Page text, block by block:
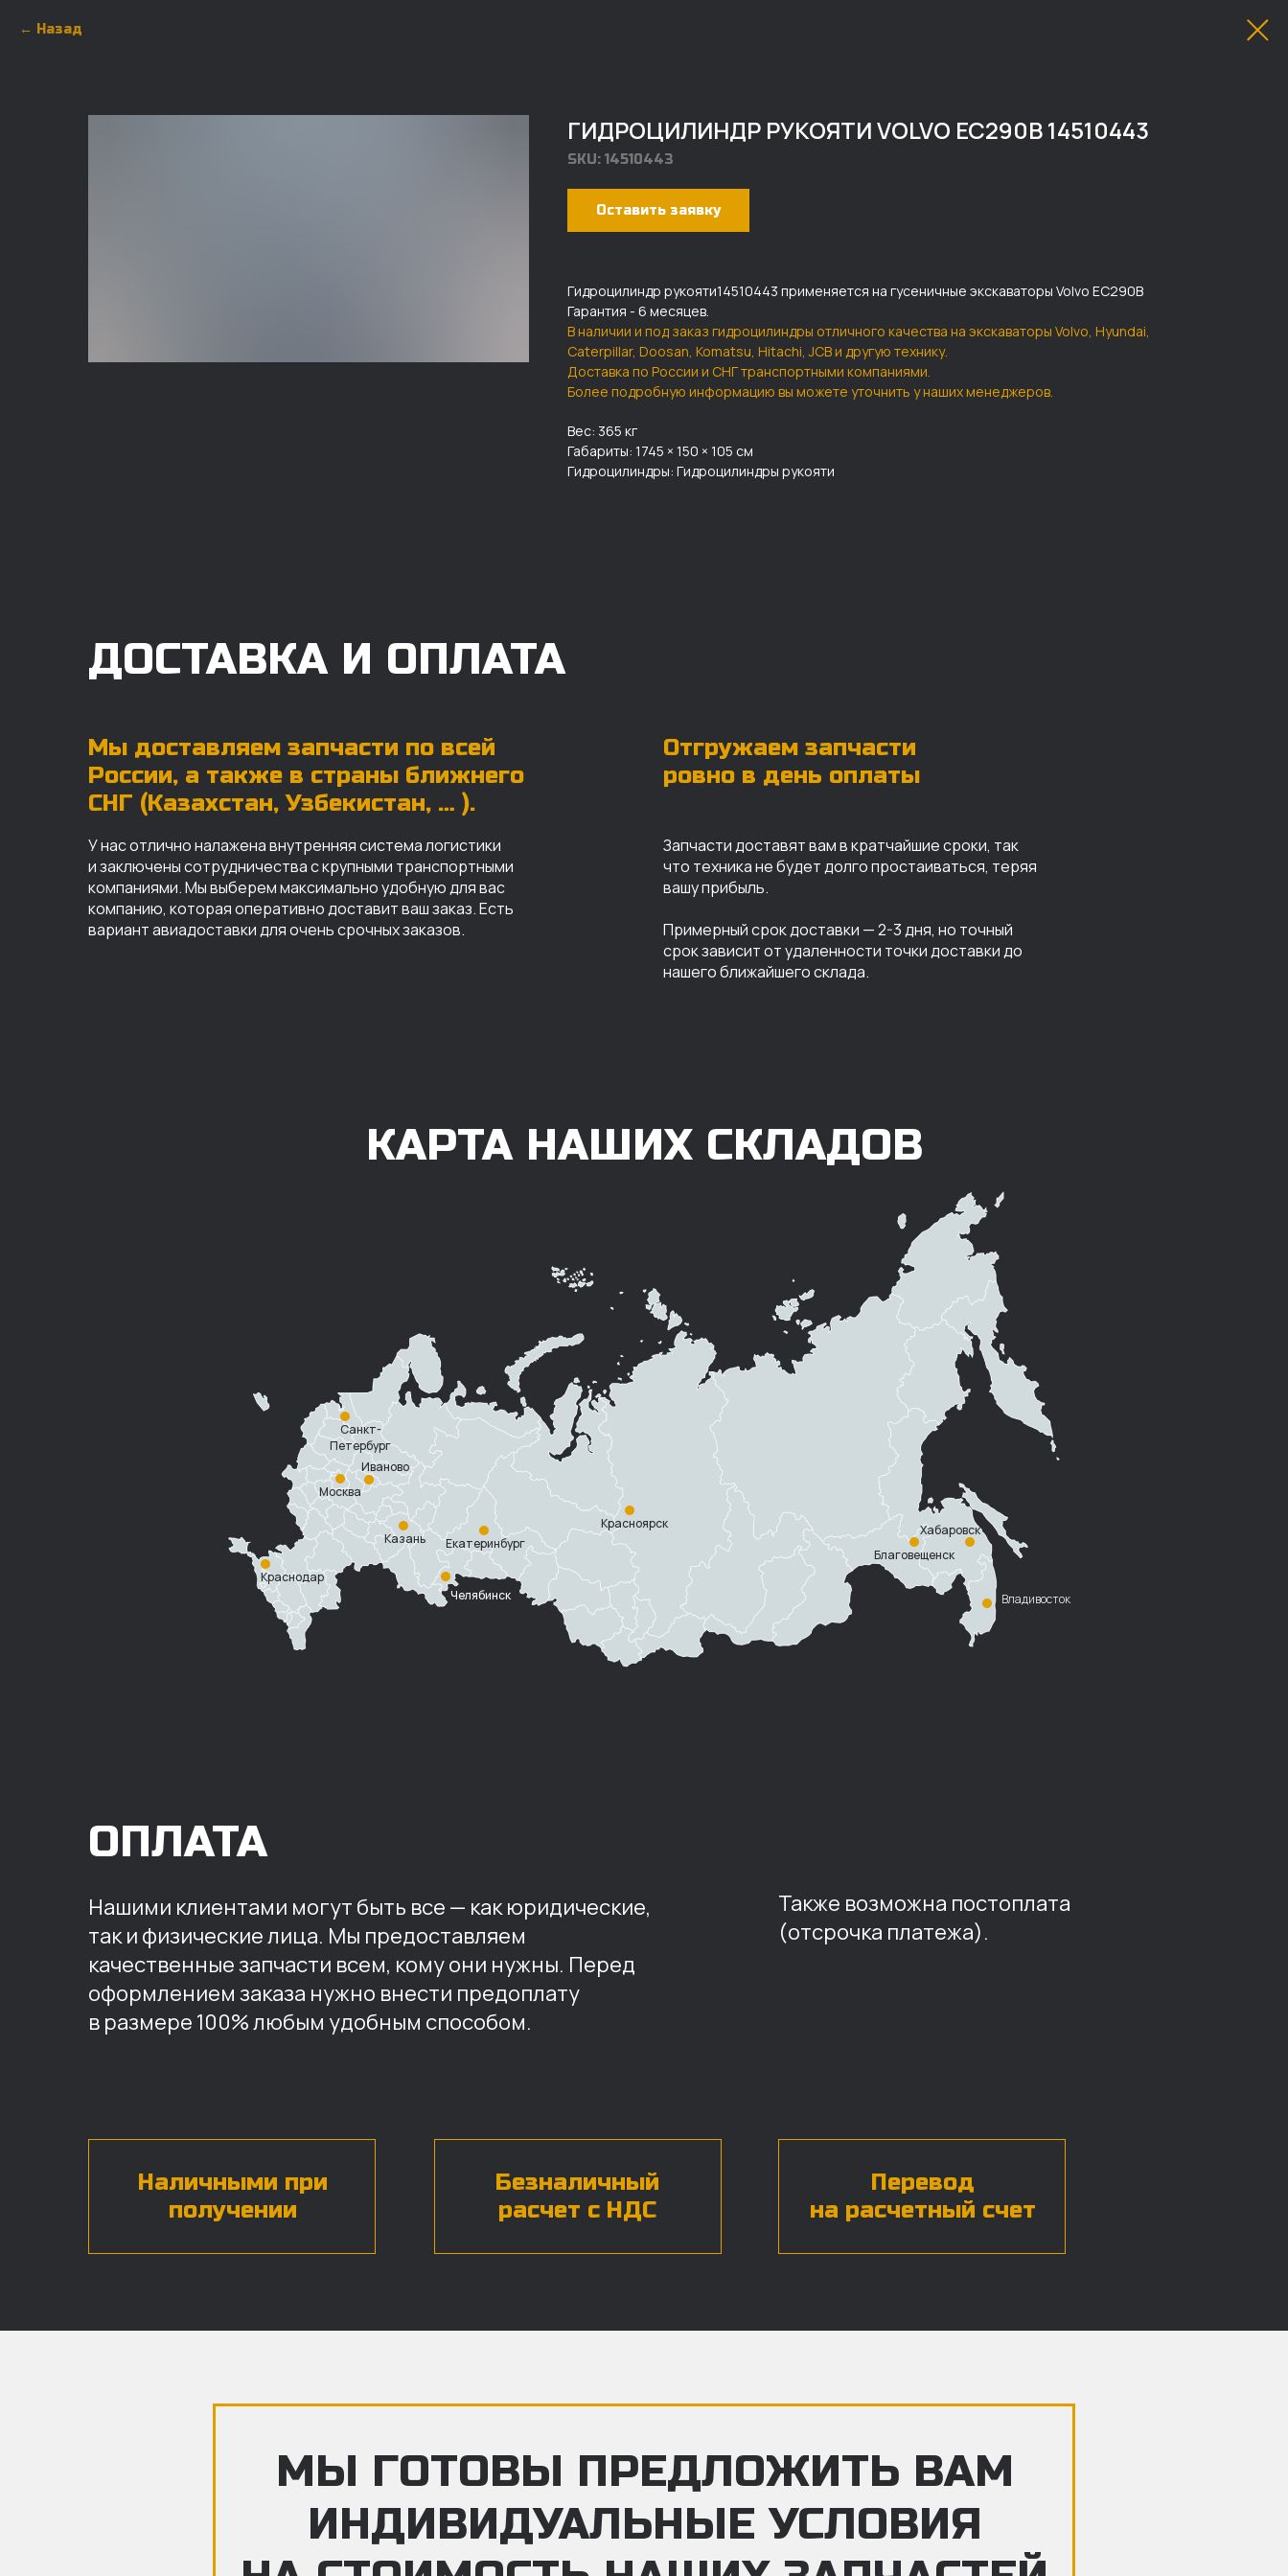
Назад
ГИДРОЦИЛИНДР РУКОЯТИ VOLVO EC290B 14510443
SKU: 14510443
Оставить заявку
Гидроцилиндр рукояти14510443 применяется на гусеничные экскаваторы Volvo EC290B
Гарантия - 6 месяцев.
В наличии и под заказ гидроцилиндры отличного качества на экскаваторы Volvo, Hyundai,
Caterpillar, Doosan, Komatsu, Hitachi, JCB и другую технику.
Доставка по России и СНГ транспортными компаниями.
Более подробную информацию вы можете уточнить у наших менеджеров.
Вес: 365 кг
Габариты: 1745 × 150 × 105 см
Гидроцилиндры: Гидроцилиндры рукояти
ДОСТАВКА И ОПЛАТА
Мы доставляем запчасти по всей
России, а также в страны ближнего
СНГ (Казахстан, Узбекистан, … ).
Отгружаем запчасти
ровно в день оплаты
У нас отлично налажена внутренняя система логистики
и заключены сотрудничества с крупными транспортными
компаниями. Мы выберем максимально удобную для вас
компанию, которая оперативно доставит ваш заказ. Есть
вариант авиадоставки для очень срочных заказов.
Запчасти доставят вам в кратчайшие сроки, так
что техника не будет долго простаиваться, теряя
вашу прибыль.
Примерный срок доставки — 2-3 дня, но точный
срок зависит от удаленности точки доставки до
нашего ближайшего склада.
Владивосток
Благовещенск
Хабаровск
Краснодар
Москва
Санкт-
Петербург
Иваново
Казань Екатеринбург
Красноярск
Челябинск
КАРТА НАШИХ СКЛАДОВ
Наличными при
получении
Безналичный
расчет с НДС
Перевод
на расчетный счет
ОПЛАТА
Нашими клиентами могут быть все — как юридические,
так и физические лица. Мы предоставляем
качественные запчасти всем, кому они нужны. Перед
оформлением заказа нужно внести предоплату
в размере 100% любым удобным способом.
Также возможна постоплата
(отсрочка платежа).
МЫ ГОТОВЫ ПРЕДЛОЖИТЬ ВАМ
ИНДИВИДУАЛЬНЫЕ УСЛОВИЯ